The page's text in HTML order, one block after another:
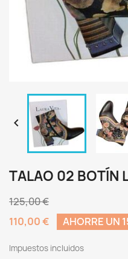

TALAO 02 BOTÍN
125,00 €
110,00 €
AHORRE UN
Impuestos incluidos